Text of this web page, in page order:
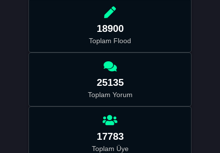
18900
Toplam Flood
25135
Toplam Yorum
17783
Toplam Üye